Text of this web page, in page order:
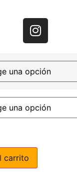
carrito